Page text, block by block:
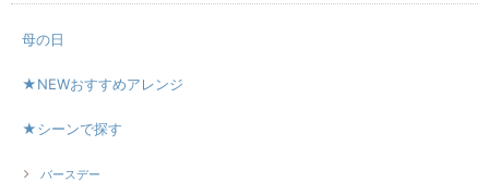
母の日
★NEWおすすめアレンジ
★シーンで探す
バースデー